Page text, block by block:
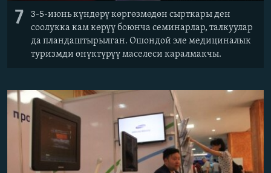
7
3-5-июнь күндөрү көргөзмөдөн сырткары ден
соолукка кам көрүү боюнча семинарлар, талкуулар
да пландаштырылган. Ошондой эле медициналык
туризмди өнүктүрүү маселеси каралмакчы.